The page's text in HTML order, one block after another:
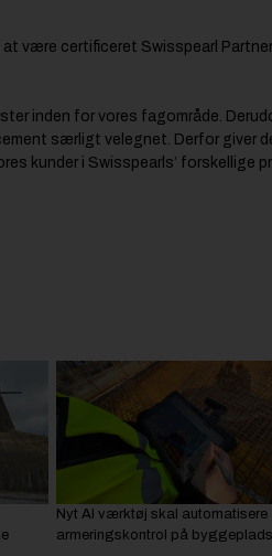
at være certificeret Swisspearl
inden for vores fagområde.
særligt velegnet. Derfor giver
kunder i Swisspearls’ forskellige
Nyt AI værktøj skal automatisere
armeringskontrol på